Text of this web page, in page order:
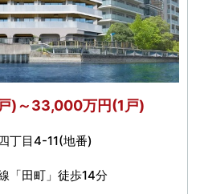
)～33,000万円(1戸)
丁目4-11(地番)
「田町」徒歩14分